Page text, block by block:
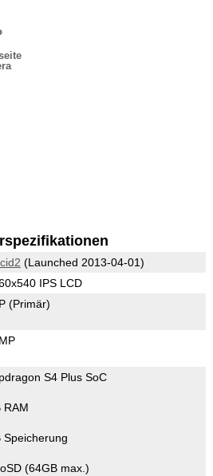
(Launched 2013-04-01)
IPS LCD
(Primär)
S4 Plus SoC
RAM
Speicherung
(64GB max.)